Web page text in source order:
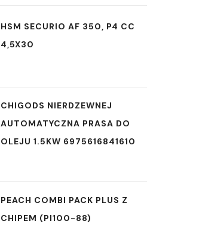
HSM SECURIO AF 350, P4 CC
4,5X30
CHIGODS NIERDZEWNEJ
AUTOMATYCZNA PRASA DO
OLEJU 1.5KW 6975616841610
PEACH COMBI PACK PLUS Z
CHIPEM (PI100-88)